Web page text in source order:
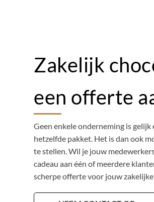
Zakelijk
een offerte
Geen enkele onderneming is
hetzelfde pakket. Het is dan ook
te stellen. Wil je jouw
cadeau aan één of meerdere
scherpe offerte voor jouw